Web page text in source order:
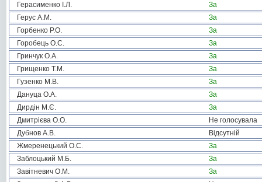
Герасименко І.Л.
За
Герус А.М.
За
Горбенко Р.О.
За
Горобець О.С.
За
Гринчук О.А.
За
Грищенко Т.М.
За
Гузенко М.В.
За
Дануца О.А.
За
Дирдін М.Є.
За
Дмитрієва О.О.
Не голосувала
Дубнов А.В.
Відсутній
Жмеренецький О.С.
За
Заблоцький М.Б.
За
Завітневич О.М.
За